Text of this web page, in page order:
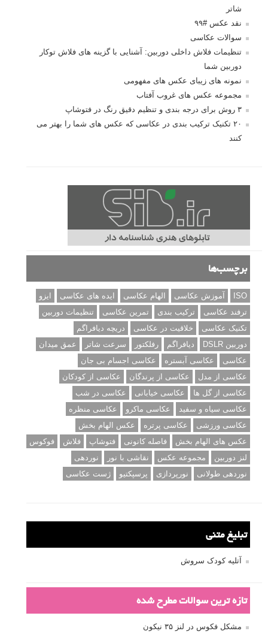
شاتر
نقد عکس #۹۹
سوالات عکاسی
تنظیمات فلاش داخلی دوربین: آشنایی با گزینه های فلاش توکار
دوربین شما
نمونه های زیبای عکس های مفهومی
مجموعه عکس های غروب آفتاب
۳ روش برای درجه بندی و تنظیم دقیق رنگ در فتوشاپ
۲۰ تکنیک ترکیب بندی در عکاسی که عکس های شما را بهتر می
کنند
برچسب‌ها
ISO آموزش عکاسی الهام عکاسی ایده های عکاسی
ایزو
ترفند عکاسی
ترکیب بندی تمرین عکاسی
تنظیمات دوربین
تکنیک عکاسی
خلاقیت در عکاسی
دریچه دیافراگم
دوربین DSLR
دیافراگم رفلکتور سرعت شاتر
عمق میدان
عکاسی
عکاسی آبستره
عکاسی اجسام بی جان
عکاسی از مدل
عکاسی از پرندگان
عکاسی از کودکان
عکاسی از گل ها
عکاسی خیابانی
عکاسی در شب
عکاسی سیاه و سفید
عکاسی ماکرو
عکاسی منظره
عکاسی ورزشی
عکاسی پرتره
عکس الهام بخش
عکس های الهام بخش
فاصله کانونی فتوشاپ فلاش
فوکوس
لنز دوربین
مجموعه عکس نقاشی با نور
نوردهی
نوردهی طولانی
نورپردازی پرسپکتیو ژست عکاسی
تبلیغ متنی
آتلیه کودک سروش
تازه ترین سوالات مطرح شده
مشکل فکوس در لنز ۳۵ نیکون